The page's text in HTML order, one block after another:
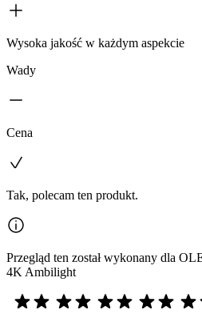
Wysoka jakość w każdym aspekcie
Wady
Cena
Tak, polecam ten produkt.
Przegląd ten został wykonany dla
4K Ambilight